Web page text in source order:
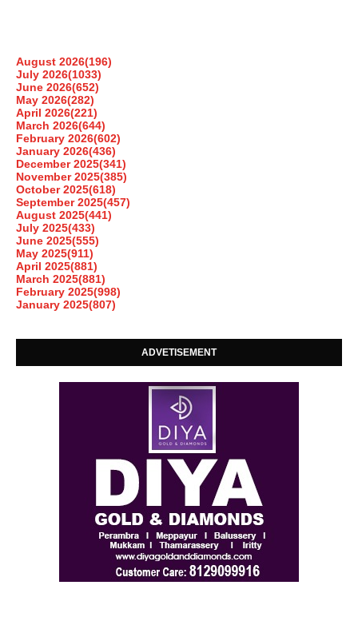
August 2026(196)
July 2026(1033)
June 2026(652)
May 2026(282)
April 2026(221)
March 2026(644)
February 2026(602)
January 2026(436)
December 2025(341)
November 2025(385)
October 2025(618)
September 2025(457)
August 2025(441)
July 2025(433)
June 2025(555)
May 2025(911)
April 2025(881)
March 2025(881)
February 2025(998)
January 2025(807)
ADVETISEMENT